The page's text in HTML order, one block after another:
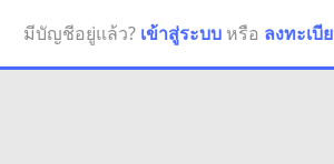
มีบัญชีอยู่แล้ว? เข้าสู่ระบบ หรือ ลงทะเบี